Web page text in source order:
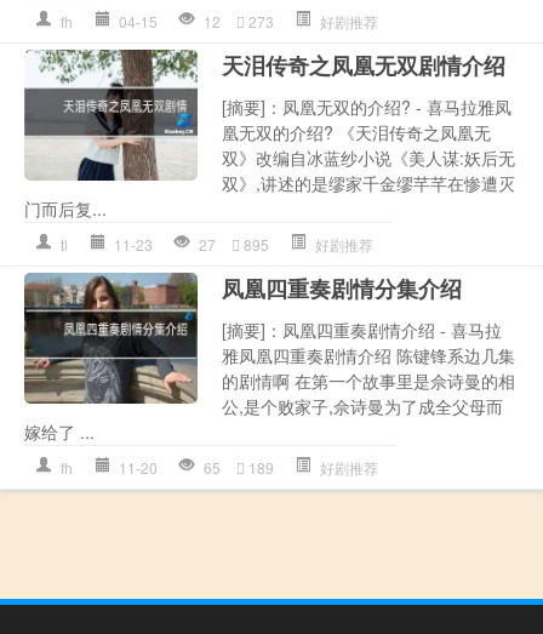
fh 04-15 12 273 好剧推荐
天泪传奇之凤凰无双剧情介绍
[摘要]：凤凰无双的介绍? - 喜马拉雅凤
凰无双的介绍? 《天泪传奇之凤凰无
双》改编自冰蓝纱小说《美人谋:妖后无
双》,讲述的是缪家千金缪芊芊在惨遭灭
门而后复...
tl 11-23 27 895 好剧推荐
凤凰四重奏剧情分集介绍
[摘要]：凤凰四重奏剧情介绍 - 喜马拉
雅凤凰四重奏剧情介绍 陈键锋系边几集
的剧情啊 在第一个故事里是佘诗曼的相
公,是个败家子,佘诗曼为了成全父母而
嫁给了 ...
fh 11-20 65 189 好剧推荐